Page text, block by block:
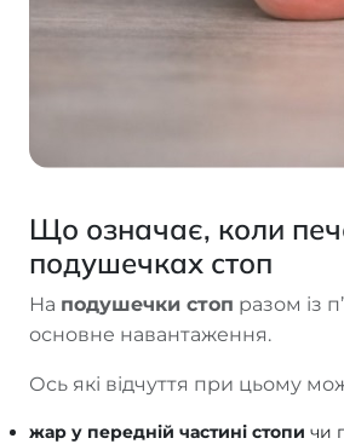
Що означає, коли
подушечках стоп
На подушечки стоп разом із
основне навантаження.
Ось які відчуття при цьому
жар у передній частині стопи чи